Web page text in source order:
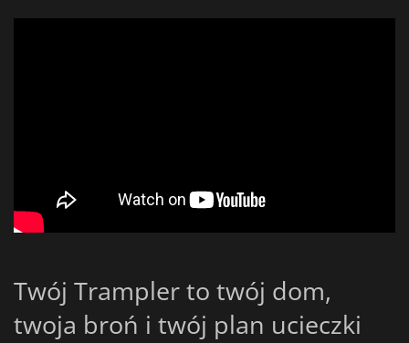
Twój Trampler to twój dom,
twoja broń i twój plan ucieczki